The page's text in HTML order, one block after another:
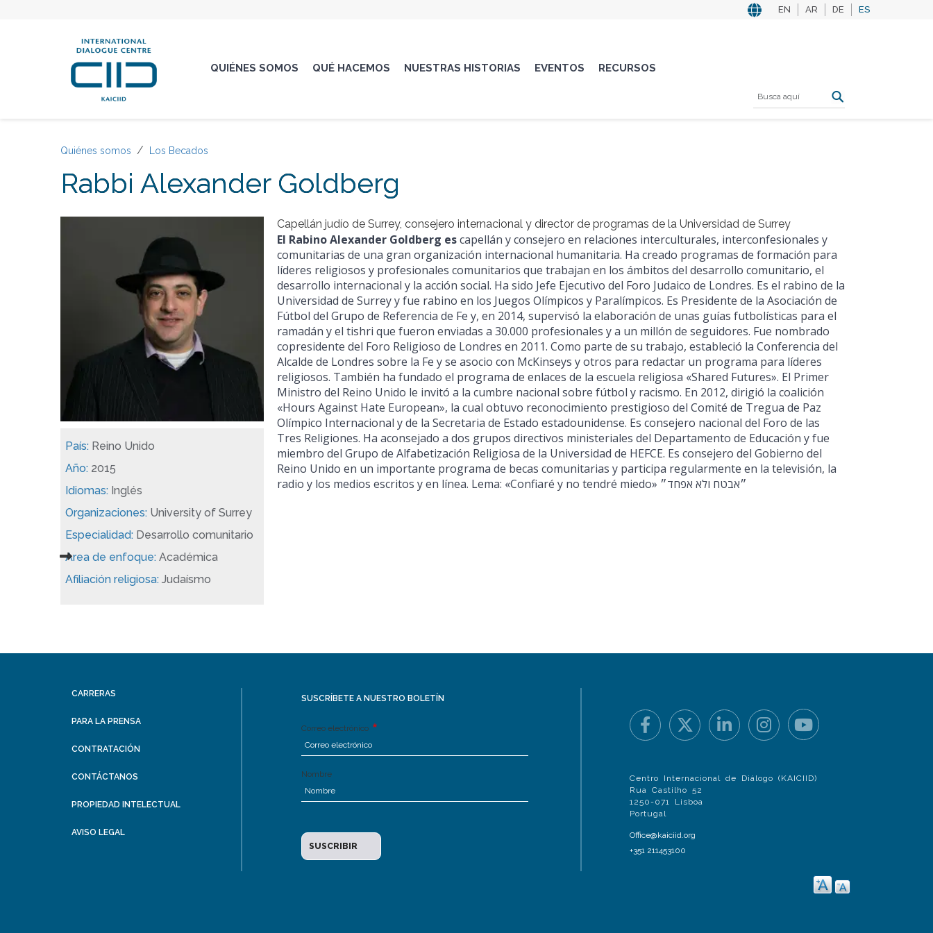
EN AR DE ES
QUIÉNES SOMOS QUÉ HACEMOS NUESTRAS HISTORIAS EVENTOS RECURSOS
Quiénes somos Los Becados
Rabbi Alexander Goldberg
País: Reino Unido
Año: 2015
Idiomas: Inglés
Organizaciones: University of Surrey
Especialidad: Desarrollo comunitario
Area de enfoque: Académica
Afiliación religiosa: Judaísmo
Capellán judío de Surrey, consejero internacional y director de programas de la Universidad de Surrey
El Rabino Alexander Goldberg escapellán y consejero en relaciones interculturales, interconfesionales y
comunitarias de una gran organización internacional humanitaria. Ha creado programas de formación para
líderes religiosos y profesionales comunitarios que trabajan en los ámbitos del desarrollo comunitario, el
desarrollo internacional y la acción social. Ha sido Jefe Ejecutivo del Foro Judaico de Londres. Es el rabino de la
Universidad de Surrey y fue rabino en los Juegos Olímpicos y Paralímpicos. Es Presidente de la Asociación de
Fútbol del Grupo de Referencia de Fe y, en 2014, supervisó la elaboración de unas guías futbolísticas para el
ramadán y el tishri que fueron enviadas a 30.000 profesionales y a un millón de seguidores. Fue nombrado
copresidente del Foro Religioso de Londres en 2011. Como parte de su trabajo, estableció la Conferencia del
Alcalde de Londres sobre la Fe y se asocio con McKinseys y otros para redactar un programa para líderes
religiosos. También ha fundado el programa de enlaces de la escuela religiosa «Shared Futures». El Primer
Ministro del Reino Unido le invitó a la cumbre nacional sobre fútbol y racismo. En 2012, dirigió la coalición
«Hours Against Hate European», la cual obtuvo reconocimiento prestigioso del Comité de Tregua de Paz
Olímpico Internacional y de la Secretaria de Estado estadounidense. Es consejero nacional del Foro de las
Tres Religiones. Ha aconsejado a dos grupos directivos ministeriales del Departamento de Educación y fue
miembro del Grupo de Alfabetización Religiosa de la Universidad de HEFCE. Es consejero del Gobierno del
Reino Unido en un importante programa de becas comunitarias y participa regularmente en la televisión, la
radio y los medios escritos y en línea. Lema: «Confiaré y no tendré miedo» ״אבטח ולא אפחד״
CARRERAS
PARA LA PRENSA
CONTRATACIÓN
CONTÁCTANOS
PROPIEDAD INTELECTUAL
AVISO LEGAL
SUSCRÍBETE A NUESTRO BOLETÍN
Correo electrónico
Nombre
Centro Internacional de Diálogo (KAICIID)
Rua Castilho 52
1250-071 Lisboa
Portugal
Office@kaiciid.org
+351 211453100